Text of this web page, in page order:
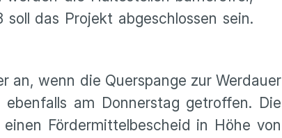
das Projekt abgeschlossen sein.
an, wenn die Querspange zur Werdauer
am Donnerstag getroffen. Die
Fördermittelbescheid in Höhe von